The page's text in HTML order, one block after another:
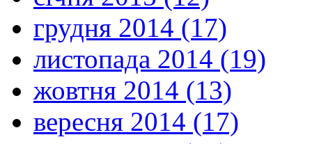
грудня 2014 (17)
листопада 2014 (19)
жовтня 2014 (13)
вересня 2014 (17)